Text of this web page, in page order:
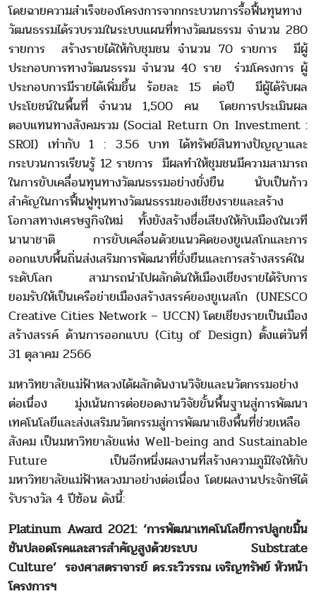
โดยฉายความสำเร็จของโครงการจากกระบวนการรื้อฟื้นทุนทาง
วัฒนธรรมได้รวบรวมในระบบแผนที่ทางวัฒนธรรม จำนวน 280
รายการ สร้างรายได้ให้กับชุมชน จำนวน 70 รายการ มีผู้
ประกอบการทางวัฒนธรรม จำนวน 40 ราย ร่วมโครงการ ผู้
ประกอบการมีรายได้เพิ่มขึ้น ร้อยละ 15 ต่อปี มีผู้ได้รับผล
ประโยชน์ในพื้นที่ จำนวน 1,500 คน โดยการประเมินผล
ตอบแทนทางสังคมรวม (Social Return On Investment :
SROI) เท่ากับ 1 : 3.56 บาท ได้ทรัพย์สินทางปัญญาและ
กระบวนการเรียนรู้ 12 รายการ มีผลทำให้ชุมชนมีความสามารถ
ในการขับเคลื่อนทุนทางวัฒนธรรมอย่างยั่งยืน นับเป็นก้าว
สำคัญในการฟื้นฟูทุนทางวัฒนธรรมของเชียงรายและสร้าง
โอกาสทางเศรษฐกิจใหม่ ทั้งยังสร้างชื่อเสียงให้กับเมืองในเวที
นานาชาติ การขับเคลื่อนด้วยแนวคิดของยูเนสโกและการ
ออกแบบพื้นถิ่นส่งเสริมการพัฒนาที่ยั่งยืนและการสร้างสรรค์ใน
ระดับโลก สามารถนำไปผลักดันให้เมืองเชียงรายได้รับการ
ยอมรับให้เป็นเครือข่ายเมืองสร้างสรรค์ของยูเนสโก (UNESCO
Creative Cities Network – UCCN) โดยเชียงรายเป็นเมือง
สร้างสรรค์ ด้านการออกแบบ (City of Design) ตั้งแต่วันที่
31 ตุลาคม 2566
มหาวิทยาลัยแม่ฟ้าหลวงได้ผลักดันงานวิจัยและนวัตกรรมอย่าง
ต่อเนื่อง มุ่งเน้นการต่อยอดงานวิจัยขั้นพื้นฐานสู่การพัฒนา
เทคโนโลยีและส่งเสริมนวัตกรรมสู่การพัฒนาเชิงพื้นที่ช่วยเหลือ
สังคม เป็นมหาวิทยาลัยแห่ง Well-being and Sustainable
Future เป็นอีกหนึ่งผลงานที่สร้างความภูมิใจให้กับ
มหาวิทยาลัยแม่ฟ้าหลวงมาอย่างต่อเนื่อง โดยผลงานประจักษ์ได้
รับรางวัล 4 ปีซ้อน ดังนี้:
Platinum Award 2021: ‘การพัฒนาเทคโนโลยีการปลูกขมิ้น
ชันปลอดโรคและสารสำคัญสูงด้วยระบบ Substrate
Culture’ รองศาสตราจารย์ ดร.ระวิวรรณ เจริญทรัพย์ หัวหน้า
โครงการฯ